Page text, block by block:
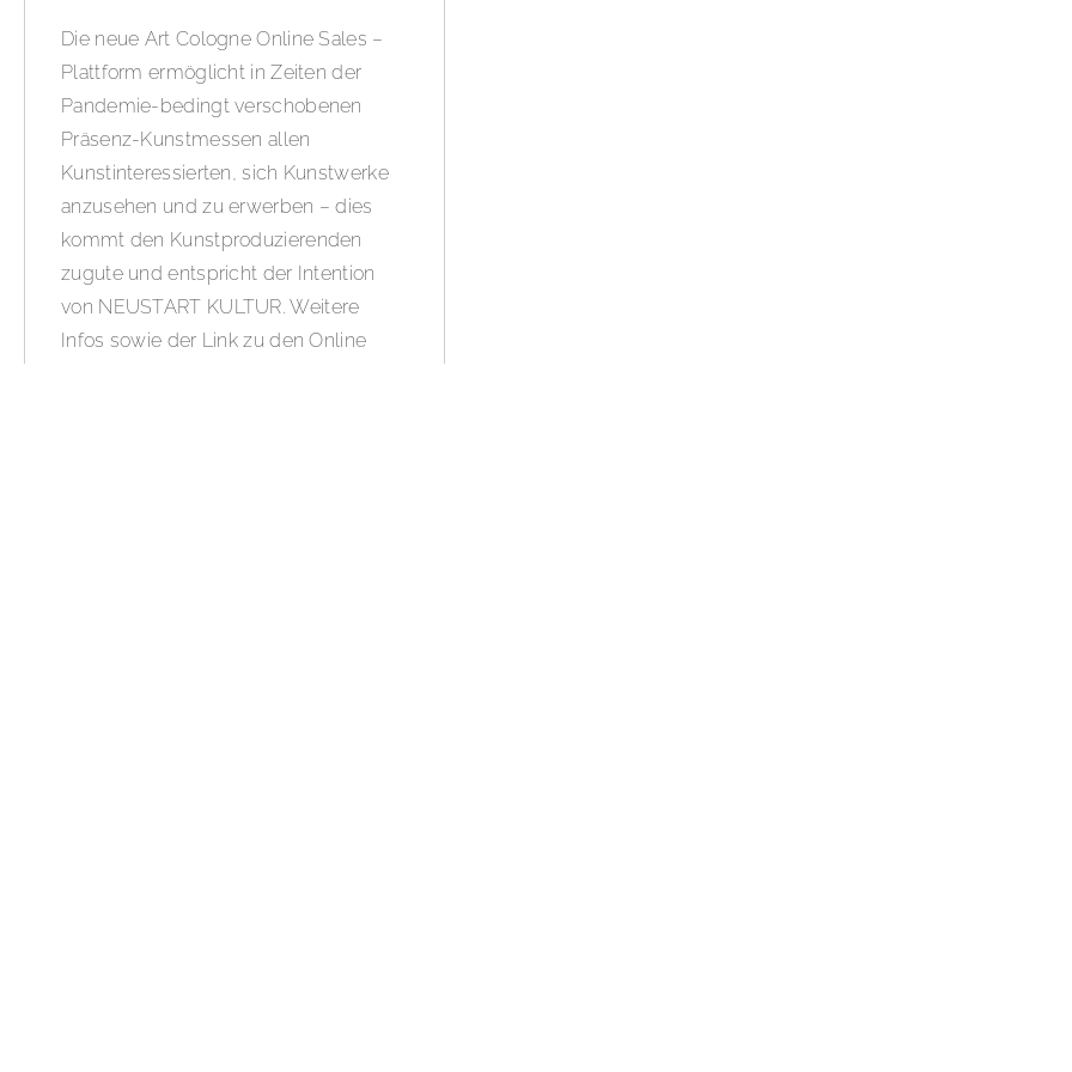
Die neue Art Cologne Online Sales –
Plattform ermöglicht in Zeiten der
Pandemie-bedingt verschobenen
Präsenz-Kunstmessen allen
Kunstinteressierten, sich Kunstwerke
anzusehen und zu erwerben – dies
kommt den Kunstproduzierenden
zugute und entspricht der Intention
von NEUSTART KULTUR. Weitere
Infos sowie der Link zu den Online